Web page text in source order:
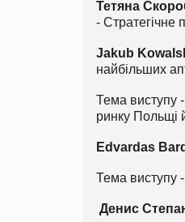
Тетяна
- Стратегічне
Jakub
найбільших
Тема виступу
ринку Польщі
Edvardas
Тема виступу -
Денис